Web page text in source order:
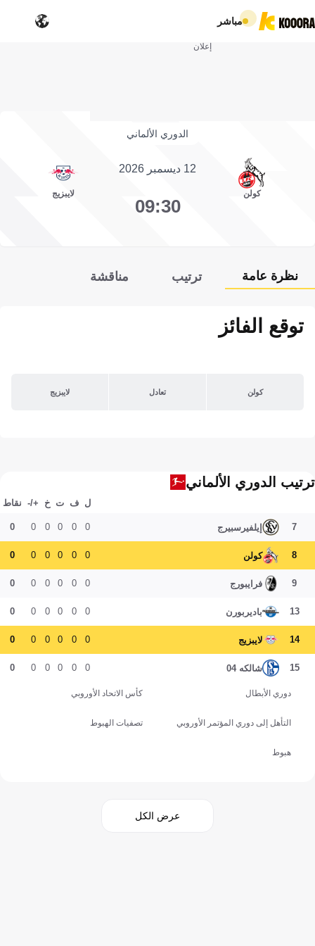
مباشر
إعلان
الدوري الألماني
كولن
12 ديسمبر 2026
09:30
لايبزيج
نظرة عامة ترتيب مناقشة
توقع الفائز
كولن تعادل لايبزيج
ترتيب الدوري الألماني
ل ف ت خ +/- نقاط
7 إيلفيرسبيرج 0
0
0
0
0
0
8 كولن 0
0
0
0
0
0
9 فرايبورج 0
0
0
0
0
0
13 باديربورن 0
0
0
0
0
0
14 لايبزيج 0
0
0
0
0
0
15 شالكه 04 0
0
0
0
0
0
دوري الأبطال كأس الاتحاد الأوروبي
التأهل إلى دوري المؤتمر الأوروبي تصفيات الهبوط
هبوط
عرض الكل